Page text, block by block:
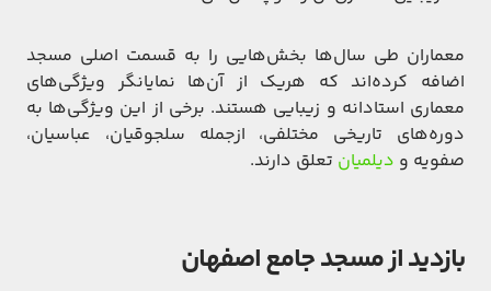
معماران طی سال‌ها بخش‌هایی را به قسمت اصلی مسجد
اضافه کرده‌اند که هریک از آن‌ها نمایانگر ویژگی‌های
معماری استادانه و زیبایی هستند. برخی از این ویژگی‌ها به
دوره‌های تاریخی مختلفی، ازجمله سلجوقیان، عباسیان،
صفویه و دیلمیان تعلق دارند.
بازدید از مسجد جامع اصفهان